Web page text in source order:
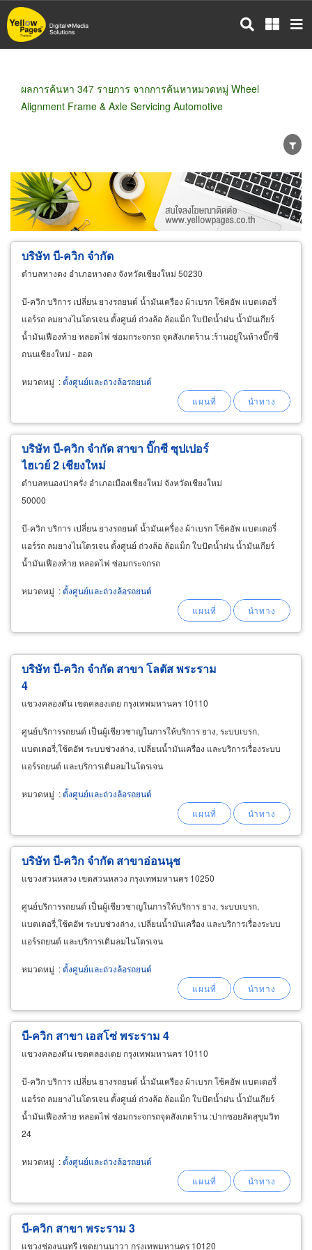
ข้าม
ไป
ผลการค้นหา 347 รายการ จากการค้นหาหมวดหมู่ Wheel
Alignment Frame & Axle Servicing Automotive
ขายส่ง ขายปลีก ผู้ผลิต
ตัวแทนจัดจำหน่าย
ผู้ส่งออก/นำเข้า
ธุรกิจบริการ
บริษัท บี-ควิก จำกัด
ตำบลหางดง อำเภอหางดง จังหวัดเชียงใหม่ 50230
บี-ควิก บริการ เปลี่ยน ยางรถยนต์ น้ำมันเครือง ผ้าเบรก โช้คอัพ แบตเตอรี่
แอร์รถ ลมยางไนโตรเจน ตั้งศูนย์ ถ่วงล้อ ล้อแม็ก ใบปัดน้ำฝน น้ำมันเกียร์
น้ำมันเฟืองท้าย หลอดไฟ ซ่อมกระจกรถ จุดสังเกตร้าน :ร้านอยู่ในห้างบิ๊กซี
ถนนเชียงใหม่ - ฮอด
หมวดหมู่ :ตั้งศูนย์และถ่วงล้อรถยนต์
บริษัท บี-ควิก จำกัด สาขา บิ๊กซี ซุปเปอร์
ไฮเวย์ 2 เชียงใหม่
ตำบลหนองป่าครั่ง อำเภอเมืองเชียงใหม่ จังหวัดเชียงใหม่
50000
บี-ควิก บริการ เปลี่ยน ยางรถยนต์ น้ำมันเครื่อง ผ้าเบรก โช้คอัพ แบตเตอรี่
แอร์รถ ลมยางไนโตรเจน ตั้งศูนย์ ถ่วงล้อ ล้อแม็ก ใบปัดน้ำฝน น้ำมันเกียร์
น้ำมันเฟืองท้าย หลอดไฟ ซ่อมกระจกรถ
หมวดหมู่ :ตั้งศูนย์และถ่วงล้อรถยนต์
บริษัท บี-ควิก จำกัด สาขา โลตัส พระราม
4
แขวงคลองตัน เขตคลองเตย กรุงเทพมหานคร 10110
ศูนย์บริการรถยนต์ เป็นผู้เชียวชาญในการให้บริการ ยาง, ระบบเบรก,
แบตเตอรี่,โช้คอัพ ระบบช่วงล่าง, เปลี่ยนน้ำมันเครื่อง และบริการเรื่องระบบ
แอร์รถยนต์ และบริการเติมลมไนโตรเจน
หมวดหมู่ :ตั้งศูนย์และถ่วงล้อรถยนต์
บริษัท บี-ควิก จำกัด สาขาอ่อนนุช
แขวงสวนหลวง เขตสวนหลวง กรุงเทพมหานคร 10250
ศูนย์บริการรถยนต์ เป็นผู้เชียวชาญในการให้บริการ ยาง, ระบบเบรก,
แบตเตอรี่,โช้คอัพ ระบบช่วงล่าง, เปลี่ยนน้ำมันเครื่อง และบริการเรื่องระบบ
แอร์รถยนต์ และบริการเติมลมไนโตรเจน
หมวดหมู่ :ตั้งศูนย์และถ่วงล้อรถยนต์
บี-ควิก สาขา เอสโซ่ พระราม 4
แขวงคลองตัน เขตคลองเตย กรุงเทพมหานคร 10110
บี-ควิก บริการ เปลี่ยน ยางรถยนต์ น้ำมันเครือง ผ้าเบรก โช้คอัพ แบตเตอรี่
แอร์รถ ลมยางไนโตรเจน ตั้งศูนย์ ถ่วงล้อ ล้อแม็ก ใบปัดน้ำฝน น้ำมันเกียร์
น้ำมันเฟืองท้าย หลอดไฟ ซ่อมกระจกรถจุดสังเกตร้าน :ปากซอยลัดสุขุมวิท
24
หมวดหมู่ :ตั้งศูนย์และถ่วงล้อรถยนต์
บี-ควิก สาขา พระราม 3
แขวงช่องนนทรี เขตยานนาวา กรุงเทพมหานคร 10120